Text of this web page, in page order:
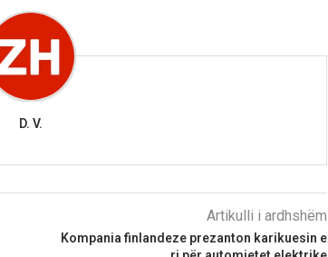
D. V.
Artikulli i ardhshëm
Kompania finlandeze prezanton karikuesin e